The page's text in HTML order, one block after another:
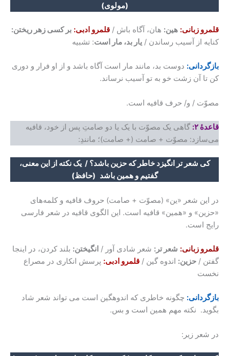
(مولوی)
قلمرو زبانی: هین: هان، آگاه باش / قلمرو ادبی: بر کسی زهر ریختن:
کنایه از آسیب رساندن / یار بد، مار است: تشبیه
بازگردانی: دوست بد، مانند مار است آگاه باشد و از او فرار و دوری
کن تا آن زشت خو به تو آسیب نرساند.
مصوّت / و/ حرف قافیه است.
قاعدۀ ۲:
گاهی یک مصوّت با یک یا دو صامتِ پس از خود، قافیه
می‌سازد: مصوّت + صامت (+ صامت)؛ مانندِ:
کی شعر تر انگیزد خاطر که حزین باشد؟ / یک نکته از این معنی،
گفتیم و همین باشد (حافظ)
در این شعر «ین» (مصوّت + صامت) حروف قافیه و کلمه‌های
«حزین» و «همین» قافیه است. این الگوی قافیه در شعر فارسی
رایج است.
قلمرو زبانی: شعر تر: شعر شادی آور / انگیختن: بلند کردن، در اینجا
گفتن / حزین: اندوه گین / قلمرو ادبی: پرسش انکاری در مصراع
نخست
بازگردانی: چگونه خاطری که اندوهگین است می تواند شعر شاد
بگوید. نکته مهم همین است و بس.
در شعر زیر: